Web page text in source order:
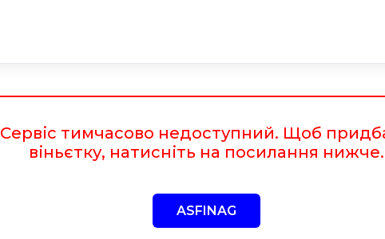
Сервіс тимчасово недоступний. Щоб
віньєтку, натисніть на посилання нижче.
ASFINAG